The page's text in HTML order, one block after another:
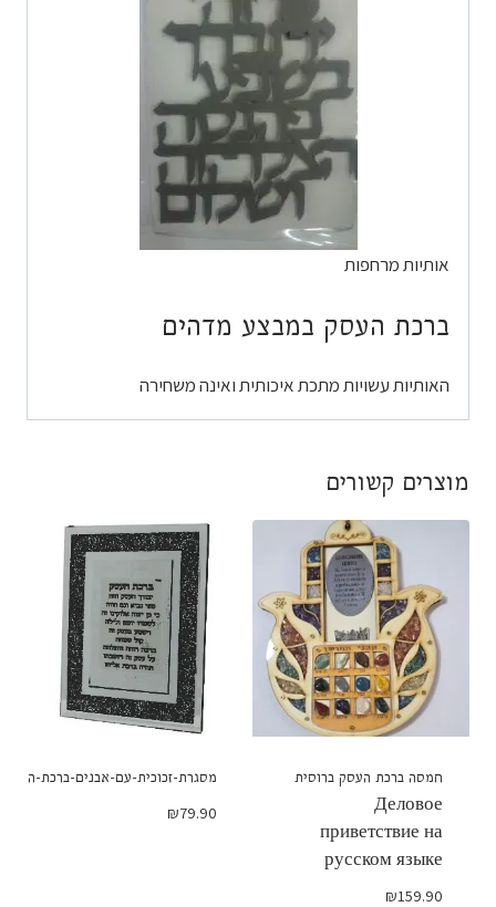
אותיות מרחפות
ברכת העסק במבצע מדהים
האותיות עשויות מתכת איכותית ואינה משחירה
מוצרים קשורים
חמסה ברכת העסק ברוסית
Деловое
приветствие на
русском языке
₪159.90
מסגרת-זכוכית-עם-אבנים-ברכת-העסק
₪79.90